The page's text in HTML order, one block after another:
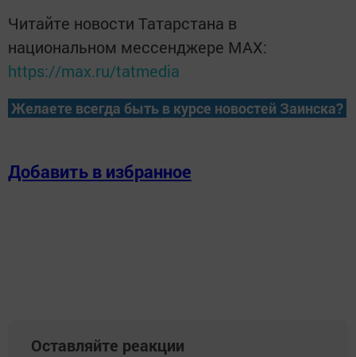
Читайте новости Татарстана в
национальном мессенджере MАХ:
https://max.ru/tatmedia
Желаете всегда быть в курсе новостей Заинска?
Добавить в избранное
Оставляйте реакции